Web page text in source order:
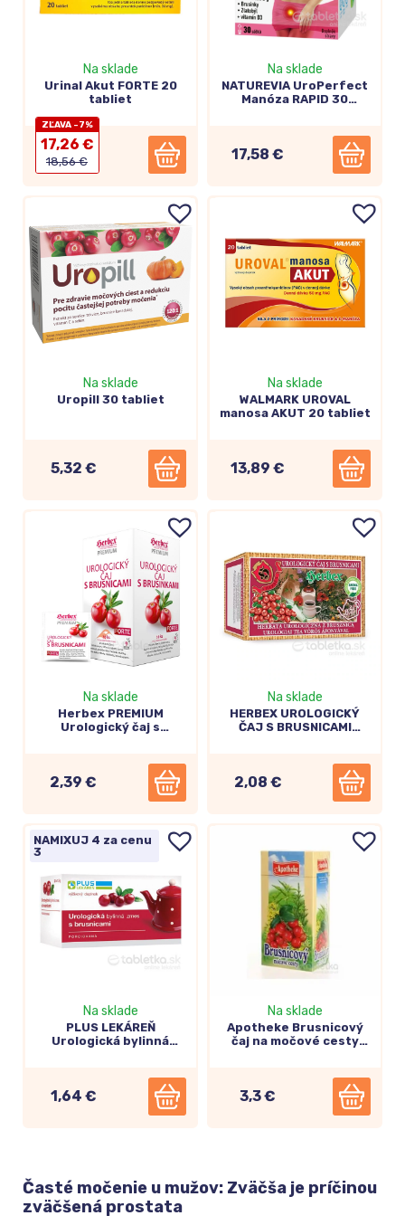
Na sklade
Urinal Akut FORTE 20
tabliet
ZĽAVA -7%
17,26 €
18,56 €
Na sklade
NATUREVIA UroPerfect
Manóza RAPID 30
17,58 €
Na sklade
Uropill 30 tabliet
5,32 €
Na sklade
WALMARK UROVAL
manosa AKUT 20 tabliet
13,89 €
Na sklade
Herbex PREMIUM
Urologický čaj s
2,39 €
Na sklade
HERBEX UROLOGICKÝ
ČAJ S BRUSNICAMI
2,08 €
NAMIXUJ 4 za cenu
3
Na sklade
PLUS LEKÁREŇ
Urologická bylinná
1,64 €
Na sklade
Apotheke Brusnicový
čaj na močové cesty
3,3 €
Časté močenie u mužov: Zväčša je príčinou
zväčšená prostata